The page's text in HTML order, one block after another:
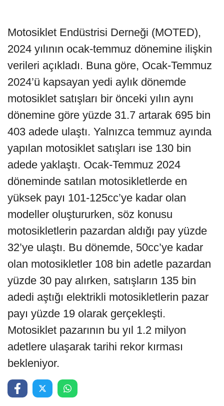
Motosiklet Endüstrisi Derneği (MOTED),
2024 yılının ocak-temmuz dönemine ilişkin
verileri açıkladı. Buna göre, Ocak-Temmuz
2024’ü kapsayan yedi aylık dönemde
motosiklet satışları bir önceki yılın aynı
dönemine göre yüzde 31.7 artarak 695 bin
403 adede ulaştı. Yalnızca temmuz ayında
yapılan motosiklet satışları ise 130 bin
adede yaklaştı. Ocak-Temmuz 2024
döneminde satılan motosikletlerde en
yüksek payı 101-125cc’ye kadar olan
modeller oluştururken, söz konusu
motosikletlerin pazardan aldığı pay yüzde
32’ye ulaştı. Bu dönemde, 50cc’ye kadar
olan motosikletler 108 bin adetle pazardan
yüzde 30 pay alırken, satışların 135 bin
adedi aştığı elektrikli motosikletlerin pazar
payı yüzde 19 olarak gerçekleşti.
Motosiklet pazarının bu yıl 1.2 milyon
adetlere ulaşarak tarihi rekor kırması
bekleniyor.